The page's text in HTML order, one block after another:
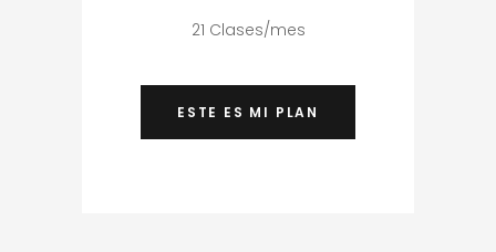
21 Clases/mes
ESTE ES MI PLAN